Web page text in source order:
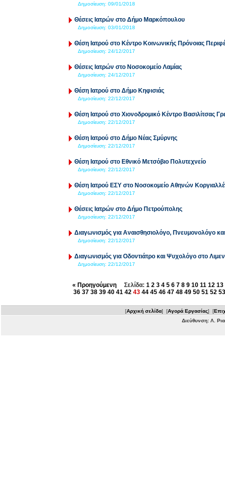
Δημοσίευση: 09/01/2018
Θέσεις Ιατρών στο Δήμο Μαρκόπουλου
Δημοσίευση: 03/01/2018
Θέση Ιατρού στο Κέντρο Κοινωνικής Πρόνοιας
Δημοσίευση: 24/12/2017
Θέσεις Ιατρών στο Νοσοκομείο Λαμίας
Δημοσίευση: 24/12/2017
Θέση Ιατρού στο Δήμο Κηφισιάς
Δημοσίευση: 22/12/2017
Θέση Ιατρού στο Χιονοδρομικό Κέντρο Βασιλίτσας
Δημοσίευση: 22/12/2017
Θέση Ιατρού στο Δήμο Νέας Σμύρνης
Δημοσίευση: 22/12/2017
Θέση Ιατρού στο Εθνικό Μετσόβιο Πολυτεχνείο
Δημοσίευση: 22/12/2017
Θέση Ιατρού ΕΣΥ στο Νοσοκομείο Αθηνών
Δημοσίευση: 22/12/2017
Θέσεις Ιατρών στο Δήμο Πετρούπολης
Δημοσίευση: 22/12/2017
Διαγωνισμός για Αναισθησιολόγο, Πνευμονολόγο
Δημοσίευση: 22/12/2017
Διαγωνισμός για Οδοντιάτρο και Ψυχολόγο στο
Δημοσίευση: 22/12/2017
« ΠροηγούμενηΣελίδα: 1 2 3 4 5 6 7 8 9 10 11 12 13
36 37 38 39 40 41 42 43 44 45 46 47 48 49 50 51 52 53
[Αρχική σελίδα] [Αγορά Εργασίας] [
Διεύθυνση: Λ.